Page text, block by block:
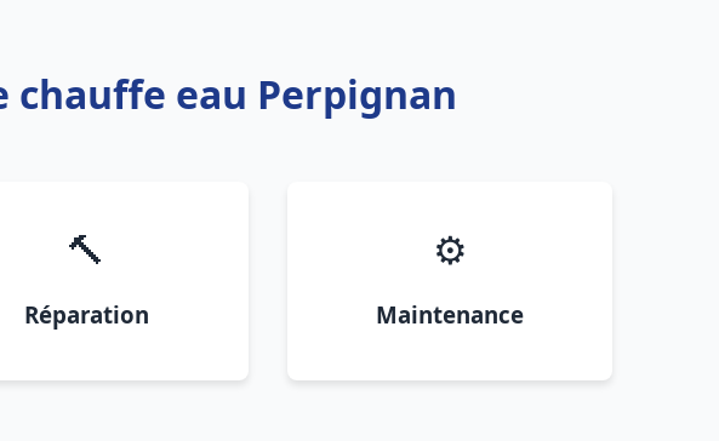
eau Perpignan
🔨
Réparation
⚙️
Maintenance